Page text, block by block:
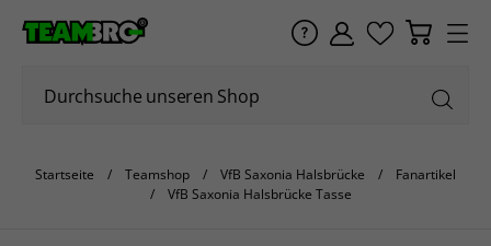
Startseite Teamshop VfB Saxonia Halsbrücke
Fanartikel
VfB Saxonia Halsbrücke Tasse